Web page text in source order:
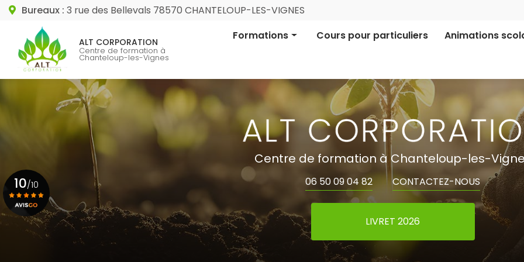
Aller
au
contenu
principal
Bureaux : 3 rue des Bellevals 78570 CHANTELOUP-LES-VIGNES
ALT CORPORATION
Centre de formation à
Chanteloup-les-Vignes
Formations
Formation informative
Cours pour particuliers Animations
Financement
Centre de formation à Chanteloup-les-
06 50 09 04 82 CONTACTEZ-NOUS
LIVRET 2026
10/10
Voir le certificat